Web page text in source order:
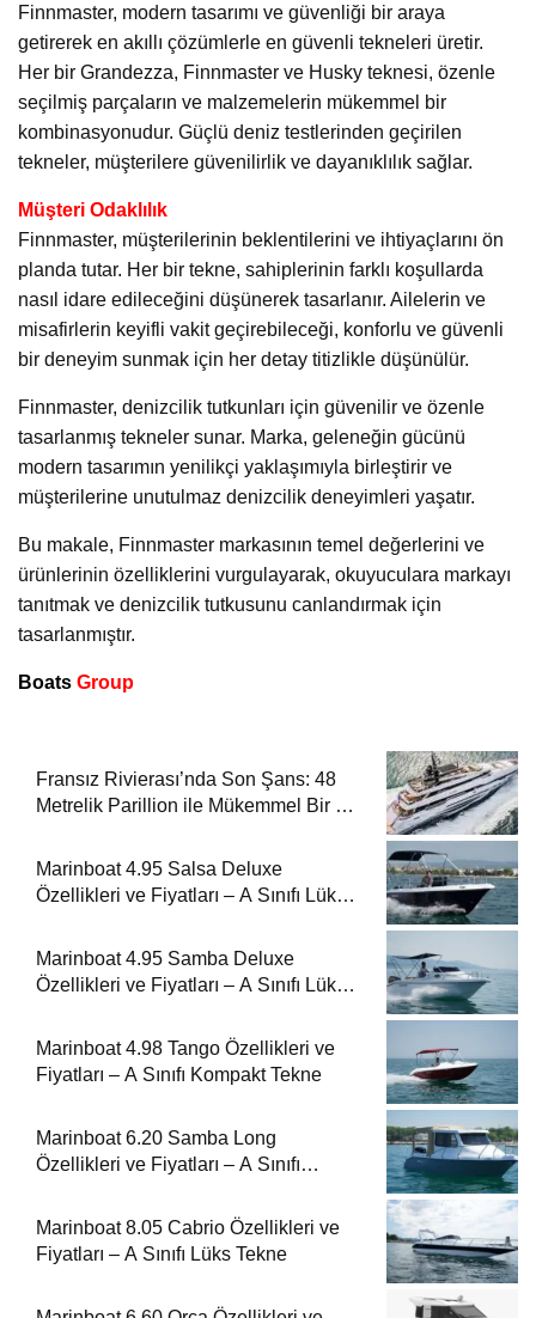
Finnmaster, modern tasarımı ve güvenliği bir araya
getirerek en akıllı çözümlerle en güvenli tekneleri üretir.
Her bir Grandezza, Finnmaster ve Husky teknesi, özenle
seçilmiş parçaların ve malzemelerin mükemmel bir
kombinasyonudur. Güçlü deniz testlerinden geçirilen
tekneler, müşterilere güvenilirlik ve dayanıklılık sağlar.
Müşteri Odaklılık
Finnmaster, müşterilerinin beklentilerini ve ihtiyaçlarını ön
planda tutar. Her bir tekne, sahiplerinin farklı koşullarda
nasıl idare edileceğini düşünerek tasarlanır. Ailelerin ve
misafirlerin keyifli vakit geçirebileceği, konforlu ve güvenli
bir deneyim sunmak için her detay titizlikle düşünülür.
Finnmaster, denizcilik tutkunları için güvenilir ve özenle
tasarlanmış tekneler sunar. Marka, geleneğin gücünü
modern tasarımın yenilikçi yaklaşımıyla birleştirir ve
müşterilerine unutulmaz denizcilik deneyimleri yaşatır.
Bu makale, Finnmaster markasının temel değerlerini ve
ürünlerinin özelliklerini vurgulayarak, okuyuculara markayı
tanıtmak ve denizcilik tutkusunu canlandırmak için
tasarlanmıştır.
Boats Group
Fransız Rivierası’nda Son Şans: 48
Metrelik Parillion ile Mükemmel Bir Yat
Marinboat 4.95 Salsa Deluxe
Özellikleri ve Fiyatları – A Sınıfı Lüks
Marinboat 4.95 Samba Deluxe
Özellikleri ve Fiyatları – A Sınıfı Lüks
Marinboat 4.98 Tango Özellikleri ve
Fiyatları – A Sınıfı Kompakt Tekne
Marinboat 6.20 Samba Long
Özellikleri ve Fiyatları – A Sınıfı
Marinboat 8.05 Cabrio Özellikleri ve
Fiyatları – A Sınıfı Lüks Tekne